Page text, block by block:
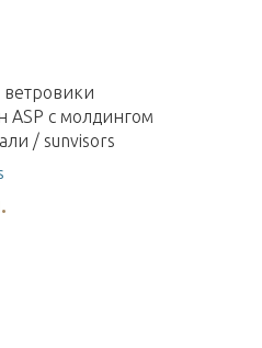
ветровики
ASP с молдингом
/ sunvisors